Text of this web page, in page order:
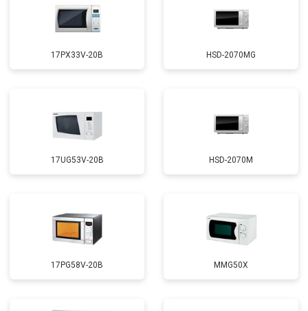
17PX33V-20B HSD-2070MG
17UG53V-20B HSD-2070M
17PG58V-20B MMG50X